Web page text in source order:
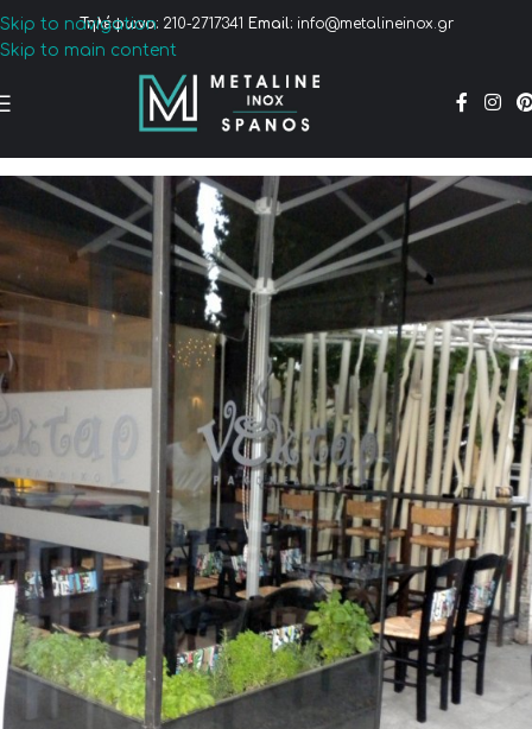
Skip to navigation
Skip to main content
Τηλέφωνο: 210-2717341 Email:info@metalineinox.gr